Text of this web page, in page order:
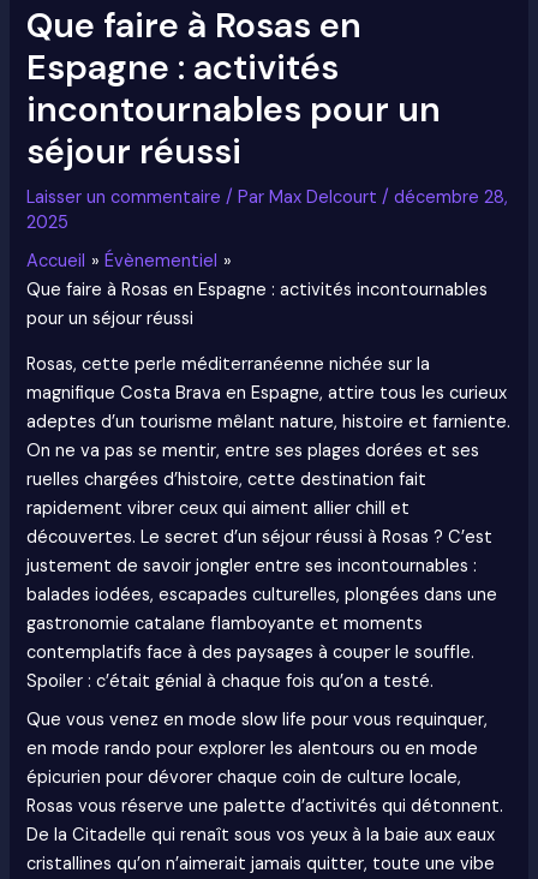
Que faire à Rosas en
Espagne : activités
incontournables pour un
séjour réussi
Laisser un commentaire / ParMax Delcourt/décembre 28,
2025
Accueil
Évènementiel
Que faire à Rosas en Espagne : activités incontournables
pour un séjour réussi
Rosas, cette perle méditerranéenne nichée sur la
magnifique Costa Brava en Espagne, attire tous les curieux
adeptes d’un tourisme mêlant nature, histoire et farniente.
On ne va pas se mentir, entre ses plages dorées et ses
ruelles chargées d’histoire, cette destination fait
rapidement vibrer ceux qui aiment allier chill et
découvertes. Le secret d’un séjour réussi à Rosas ? C’est
justement de savoir jongler entre ses incontournables :
balades iodées, escapades culturelles, plongées dans une
gastronomie catalane flamboyante et moments
contemplatifs face à des paysages à couper le souffle.
Spoiler : c’était génial à chaque fois qu’on a testé.
Que vous venez en mode slow life pour vous requinquer,
en mode rando pour explorer les alentours ou en mode
épicurien pour dévorer chaque coin de culture locale,
Rosas vous réserve une palette d’activités qui détonnent.
De la Citadelle qui renaît sous vos yeux à la baie aux eaux
cristallines qu’on n’aimerait jamais quitter, toute une vibe